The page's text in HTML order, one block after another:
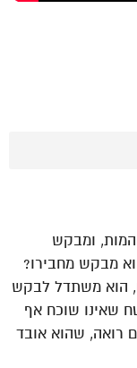
ומבקש
מבקש מחבירו?
הוא משתדל לבקש
שאינו שוכח אף
רואה, שהוא אובד